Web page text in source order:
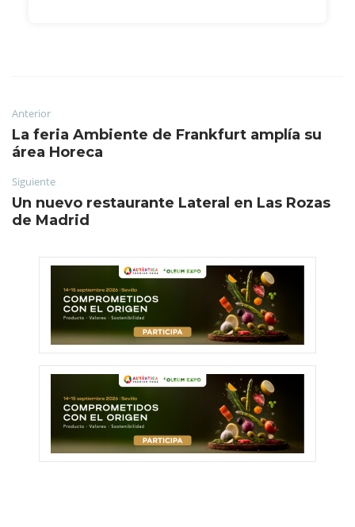
Anterior
La feria Ambiente de Frankfurt amplía su
área Horeca
Siguiente
Un nuevo restaurante Lateral en Las Rozas
de Madrid